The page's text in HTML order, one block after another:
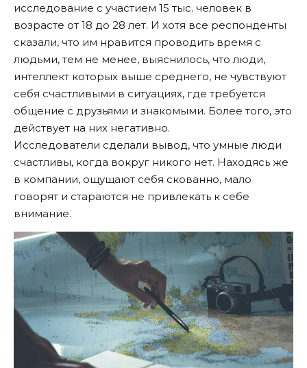
исследование с участием 15 тыс. человек в
возрасте от 18 до 28 лет. И хотя все респонденты
сказали, что им нравится проводить время с
людьми, тем не менее, выяснилось, что люди,
интеллект которых выше среднего, не чувствуют
себя счастливыми в ситуациях, где требуется
общение с друзьями и знакомыми. Более того, это
действует на них негативно.
Исследователи сделали вывод, что умные люди
счастливы, когда вокруг никого нет. Находясь же
в компании, ощущают себя скованно, мало
говорят и стараются не привлекать к себе
внимание.